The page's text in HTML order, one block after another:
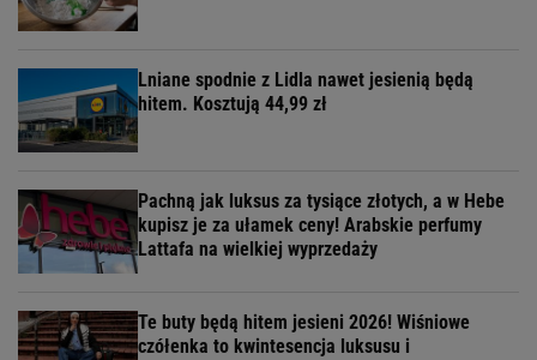
Lniane spodnie z Lidla nawet jesienią będą
hitem. Kosztują 44,99 zł
Pachną jak luksus za tysiące złotych, a w Hebe
kupisz je za ułamek ceny! Arabskie perfumy
Lattafa na wielkiej wyprzedaży
Te buty będą hitem jesieni 2026! Wiśniowe
czółenka to kwintesencja luksusu i